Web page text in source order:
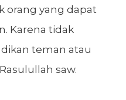
orang yang dapat
Karena tidak
teman atau
saw.